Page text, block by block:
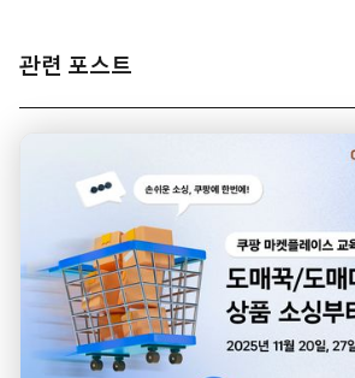
관련 포스트